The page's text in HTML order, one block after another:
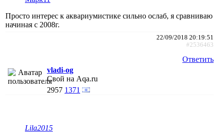
Просто интерес к аквариумистике сильно ослаб, я сравниваю
начиная с 2008г.
22/09/2018 20:19:51
#2536463
Ответить
vladi-og
Свой на Aqa.ru
2957 1371
Lila2015